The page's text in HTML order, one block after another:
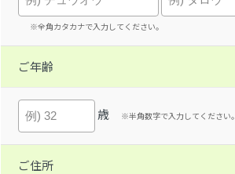
※全角カタカナで入力してください。
ご年齢
歳 ※半角数字で入力してください。
ご住所